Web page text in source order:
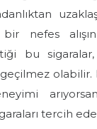
nefes
bu
olabilir.
tercih